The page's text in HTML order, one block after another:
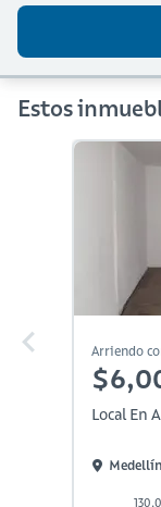
Estos
Arriendo
Local En